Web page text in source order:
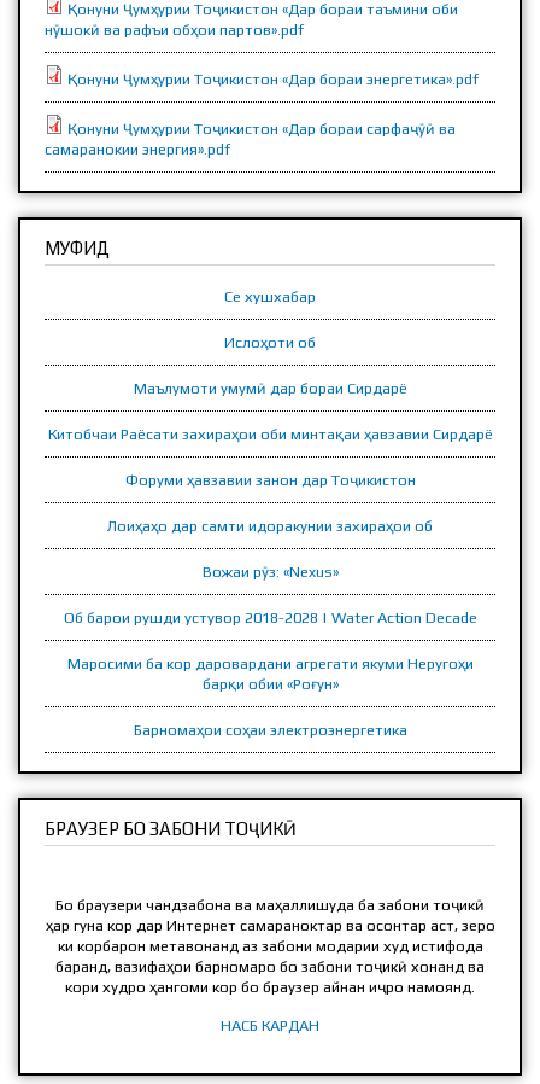
Қонуни Ҷумҳурии Тоҷикистон «Дар бораи таъмини оби
нӯшокӣ ва рафъи обҳои партов».pdf
Қонуни Ҷумҳурии Тоҷикистон «Дар бораи энергетика».pdf
Қонуни Ҷумҳурии Тоҷикистон «Дар бораи сарфаҷӯӣ ва
самаранокии энергия».pdf
МУФИД
Се хушхабар
Ислоҳоти об
Маълумоти умумӣ дар бораи Сирдарё
Китобчаи Раёсати захираҳои оби минтақаи ҳавзавии Сирдарё
Форуми ҳавзавии занон дар Тоҷикистон
Лоиҳаҳо дар самти идоракунии захираҳои об
Вожаи рӯз: «Nexus»
Об барои рушди устувор 2018-2028 | Water Action Decade
Маросими ба кор даровардани агрегати якуми Неругоҳи
барқи обии «Роғун»
Барномаҳои соҳаи электроэнергетика
БРАУЗЕР БО ЗАБОНИ ТОҶИКӢ
Бо браузери чандзабона ва маҳаллишуда ба забони тоҷикӣ
ҳар гуна кор дар Интернет самараноктар ва осонтар аст, зеро
ки корбарон метавонанд аз забони модарии худ истифода
баранд, вазифаҳои барномаро бо забони тоҷикӣ хонанд ва
кори худро ҳангоми кор бо браузер айнан иҷро намоянд.
НАСБ КАРДАН